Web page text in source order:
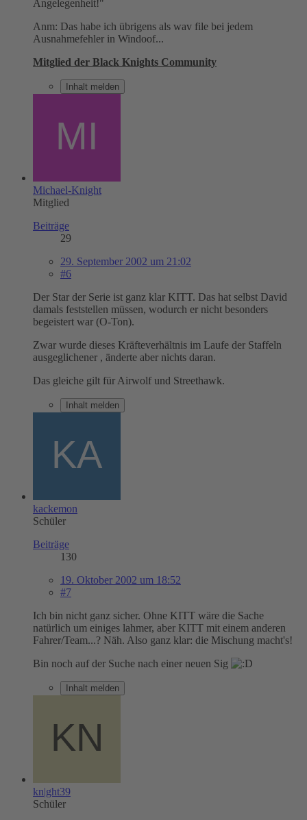
Angelegenheit!"
Anm: Das habe ich übrigens als wav file bei jedem
Ausnahmefehler in Windoof...
Mitglied der Black Knights Community
Inhalt melden
Michael-Knight
Mitglied
Beiträge
29
29. September 2002 um 21:02
#6
Der Star der Serie ist ganz klar KITT. Das hat selbst David
damals feststellen müssen, wodurch er nicht besonders
begeistert war (O-Ton).
Zwar wurde dieses Kräfteverhältnis im Laufe der Staffeln
ausgeglichener , änderte aber nichts daran.
Das gleiche gilt für Airwolf und Streethawk.
Inhalt melden
kackemon
Schüler
Beiträge
130
19. Oktober 2002 um 18:52
#7
Ich bin nicht ganz sicher. Ohne KITT wäre die Sache
natürlich um einiges lahmer, aber KITT mit einem anderen
Fahrer/Team...? Näh. Also ganz klar: die Mischung macht's!
Bin noch auf der Suche nach einer neuen Sig
Inhalt melden
kn|ght39
Schüler